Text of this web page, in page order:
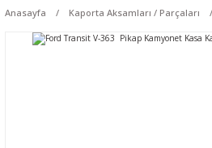
Anasayfa Kaporta Aksamları / Parçaları